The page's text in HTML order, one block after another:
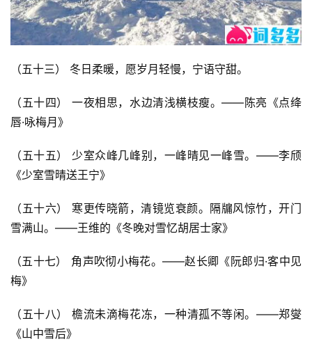
首
页
（五十三） 冬日柔暖，愿岁月轻慢，宁语守甜。
（五十四） 一夜相思，水边清浅横枝瘦。——陈亮《点绛
唇·咏梅月》
（五十五） 少室众峰几峰别，一峰晴见一峰雪。——李颀
《少室雪晴送王宁》
（五十六） 寒更传晓箭，清镜览衰颜。隔牖风惊竹，开门
雪满山。——王维的《冬晚对雪忆胡居士家》
（五十七） 角声吹彻小梅花。——赵长卿《阮郎归·客中见
梅》
（五十八） 檐流未滴梅花冻，一种清孤不等闲。——郑燮
《山中雪后》